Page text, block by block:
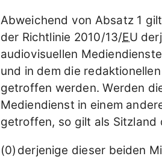
Abweichend von Absatz 1
der Richtlinie 2010/13/EU
audiovisuellen
und in dem die
getroffen werden. Werden
Mediendienst in einem
getroffen, so gilt als Sitzland
derjenige dieser beiden